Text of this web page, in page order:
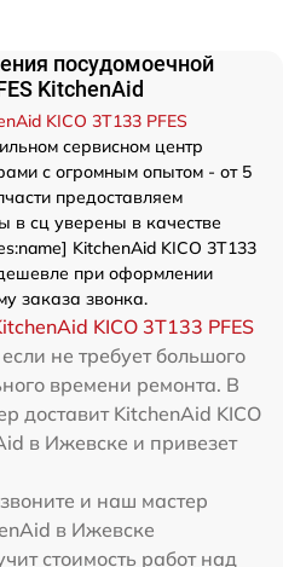
посудомоечной
KitchenAid
KICO 3T133 PFES
сервисном центр
с огромным опытом - от 5
предоставляем
сц уверены в качестве
KitchenAid KICO 3T133
при оформлении
заказа звонка.
KICO 3T133 PFES
не требует большого
времени ремонта. В
доставит KitchenAid KICO
в Ижевске и привезет
и наш мастер
в Ижевске
стоимость работ над